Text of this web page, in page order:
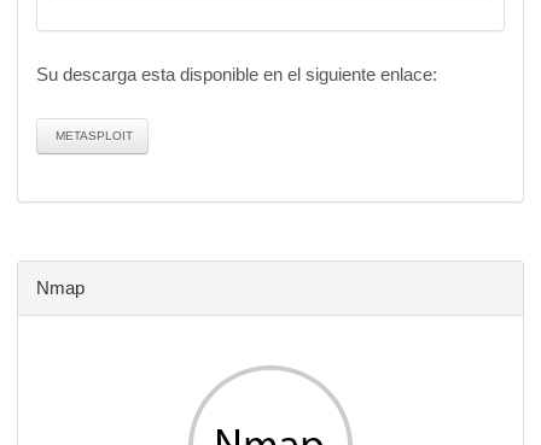
Su descarga esta disponible en el siguiente enlace:
METASPLOIT
Nmap